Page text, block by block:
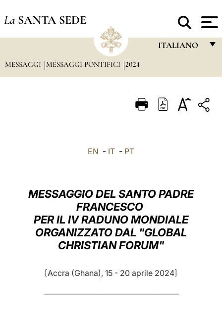
La SANTA SEDE
ITALIANO
ITALIANO
العربيّة
中文
LATINE
MESSAGGI MESSAGGI PONTIFICI 2024
EN - IT - PT
MESSAGGIO DEL SANTO PADRE
FRANCESCO
PER IL IV RADUNO MONDIALE
ORGANIZZATO DAL "GLOBAL
CHRISTIAN FORUM"
[Accra (Ghana), 15 - 20 aprile 2024]